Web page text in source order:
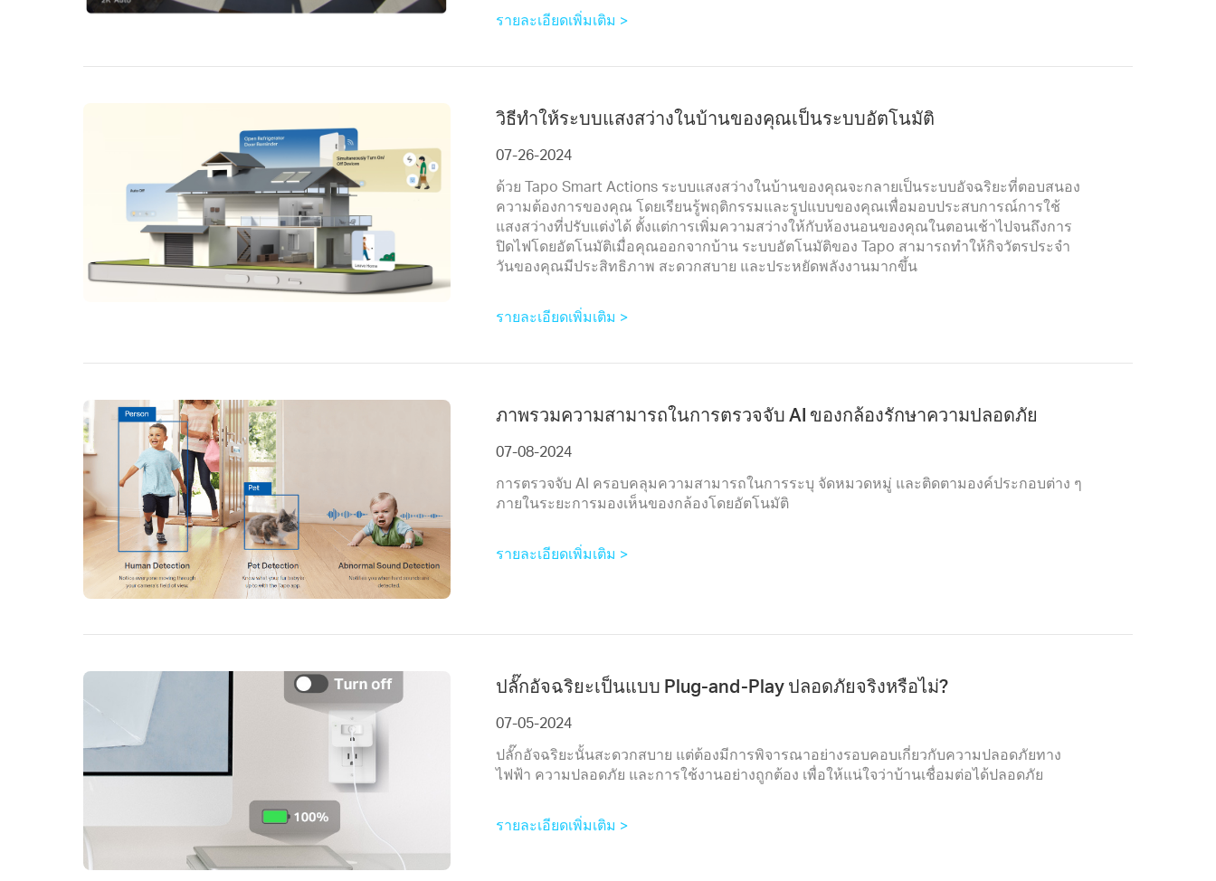
รายละเอียดเพิ่มเติม >
วิธีทำให้ระบบแสงสว่างในบ้านของคุณเป็นระบบอัตโนมัติ
07-26-2024
ด้วย Tapo Smart Actions ระบบแสงสว่างในบ้านของคุณจะกลายเป็นระบบอัจฉริยะที่ตอบสนอง
ความต้องการของคุณ โดยเรียนรู้พฤติกรรมและรูปแบบของคุณเพื่อมอบประสบการณ์การใช้
แสงสว่างที่ปรับแต่งได้ ตั้งแต่การเพิ่มความสว่างให้กับห้องนอนของคุณในตอนเช้าไปจนถึงการ
ปิดไฟโดยอัตโนมัติเมื่อคุณออกจากบ้าน ระบบอัตโนมัติของ Tapo สามารถทำให้กิจวัตรประจำ
วันของคุณมีประสิทธิภาพ สะดวกสบาย และประหยัดพลังงานมากขึ้น
รายละเอียดเพิ่มเติม >
ภาพรวมความสามารถในการตรวจจับ AI ของกล้องรักษาความปลอดภัย
07-08-2024
การตรวจจับ AI ครอบคลุมความสามารถในการระบุ จัดหมวดหมู่ และติดตามองค์ประกอบต่าง ๆ
ภายในระยะการมองเห็นของกล้องโดยอัตโนมัติ
รายละเอียดเพิ่มเติม >
ปลั๊กอัจฉริยะเป็นแบบ Plug-and-Play ปลอดภัยจริงหรือไม่?
07-05-2024
ปลั๊กอัจฉริยะนั้นสะดวกสบาย แต่ต้องมีการพิจารณาอย่างรอบคอบเกี่ยวกับความปลอดภัยทาง
ไฟฟ้า ความปลอดภัย และการใช้งานอย่างถูกต้อง เพื่อให้แน่ใจว่าบ้านเชื่อมต่อได้ปลอดภัย
รายละเอียดเพิ่มเติม >